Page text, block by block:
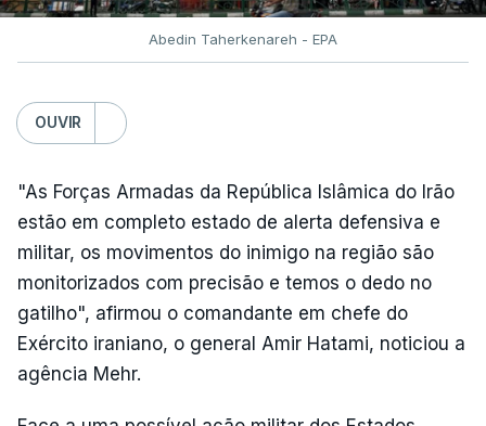
Abedin Taherkenareh - EPA
OUVIR
"As Forças Armadas da República Islâmica do Irão
estão em completo estado de alerta defensiva e
militar, os movimentos do inimigo na região são
monitorizados com precisão e temos o dedo no
gatilho", afirmou o comandante em chefe do
Exército iraniano, o general Amir Hatami, noticiou a
agência Mehr.